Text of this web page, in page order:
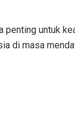
untuk
di masa